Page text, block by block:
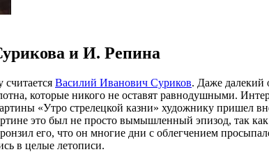
и И. Репина
Василий Иванович Суриков. Даже далекий
которые никого не оставят равнодушными.
«Утро стрелецкой казни» художнику пришел
это был не просто вымышленный эпизод, так
его, что он многие дни с облегчением
в целые летописи.